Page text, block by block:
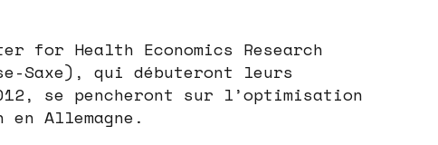
for Health Economics Research
Saxe), qui débuteront leurs
se pencheront sur l’optimisation
Allemagne.